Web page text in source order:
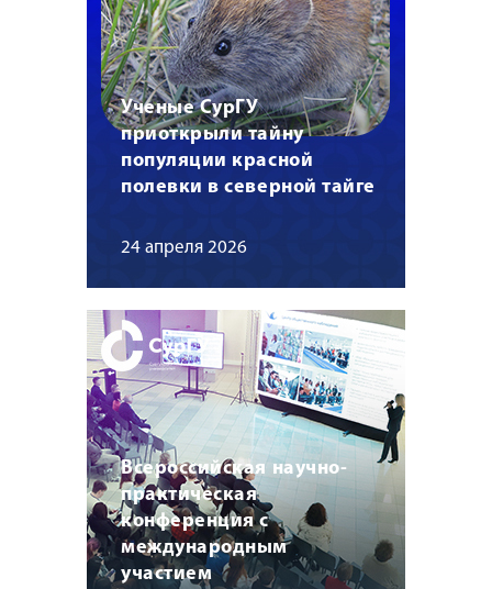
Ученые СурГУ
приоткрыли тайну
популяции красной
полевки в северной тайге
24 апреля 2026
Всероссийская научно-
практическая
конференция с
международным
участием